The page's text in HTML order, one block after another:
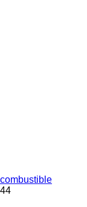
combustible
44